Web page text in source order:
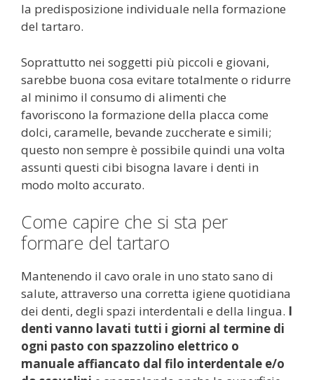
la predisposizione individuale nella formazione
del tartaro.
Soprattutto nei soggetti più piccoli e giovani,
sarebbe buona cosa evitare totalmente o ridurre
al minimo il consumo di alimenti che
favoriscono la formazione della placca come
dolci, caramelle, bevande zuccherate e simili;
questo non sempre è possibile quindi una volta
assunti questi cibi bisogna lavare i denti in
modo molto accurato.
Come capire che si sta per
formare del tartaro
Mantenendo il cavo orale in uno stato sano di
salute, attraverso una corretta igiene quotidiana
dei denti, degli spazi interdentali e della lingua. I
denti vanno lavati tutti i giorni al termine di
ogni pasto con spazzolino elettrico o
manuale affiancato dal filo interdentale e/o